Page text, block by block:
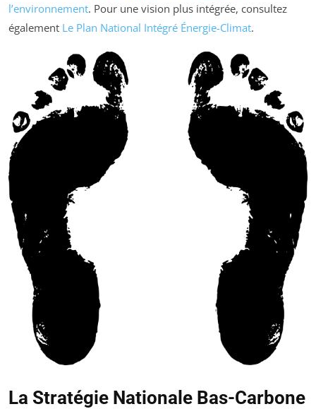
l’environnement. Pour une vision plus intégrée, consultez
également Le Plan National Intégré Énergie-Climat.
La Stratégie Nationale Bas-Carbone